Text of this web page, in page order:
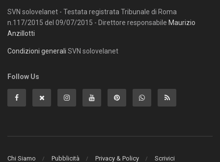
SVN solovelanet - Testata registrata Tribunale di Roma
n.117/2015 del 09/07/2015 - Direttore responsabile Maurizio
Anzillotti
Condizioni generali SVN solovelanet
Follow Us
Chi Siamo Pubblicità Privacy & Policy Scrivici